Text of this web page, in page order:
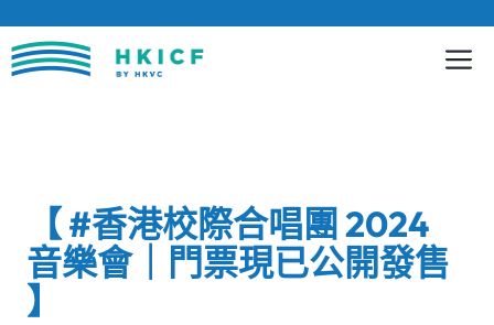
至
內
【 #香港校際合唱團 2024
音樂會｜門票現已公開發售
】